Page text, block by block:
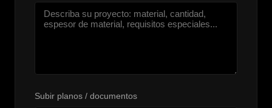
Subir planos / documentos